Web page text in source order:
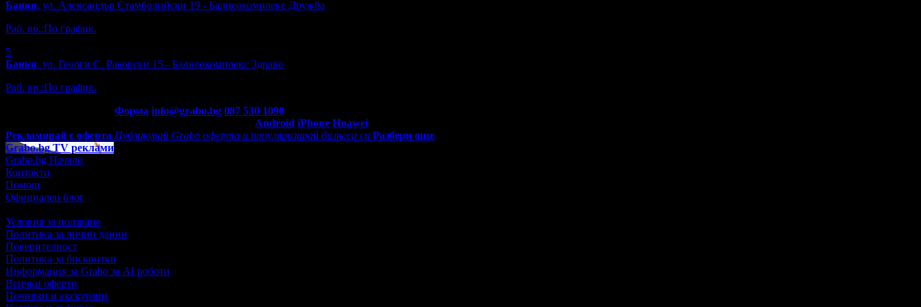
Банкя, ул. Александър Стамболийски 19 - Балнеокомплекс Дружба
Раб. вр.:По график.
5
Банкя, ул. Георги С. Раковски 15 - Балнеокомплекс Здраве
Раб. вр.:По график.
Форма info@grabo.bg 087 530 1090
Android iPhone Huawei
Рекламирай с оферта Публикувай Grabo оферта и популяризирай бизнеса си Разбери още
Grabo.bg TV реклами
Grabo.bg Начало
Контакти
Помощ
Официален блог
Условия за ползване
Политика за лични данни
Поверителност
Политика за бисквитки
Информация за Grabo за AI роботи
Всички оферти
Почивки и екскурзии